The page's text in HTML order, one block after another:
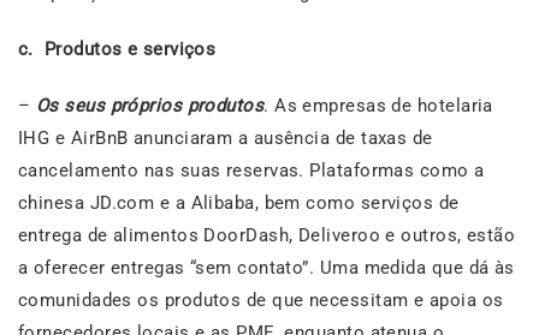
c. Produtos e serviços
– Os seus próprios produtos. As empresas de hotelaria
IHG e AirBnB anunciaram a ausência de taxas de
cancelamento nas suas reservas. Plataformas como a
chinesa JD.com e a Alibaba, bem como serviços de
entrega de alimentos DoorDash, Deliveroo e outros, estão
a oferecer entregas “sem contato”. Uma medida que dá às
comunidades os produtos de que necessitam e apoia os